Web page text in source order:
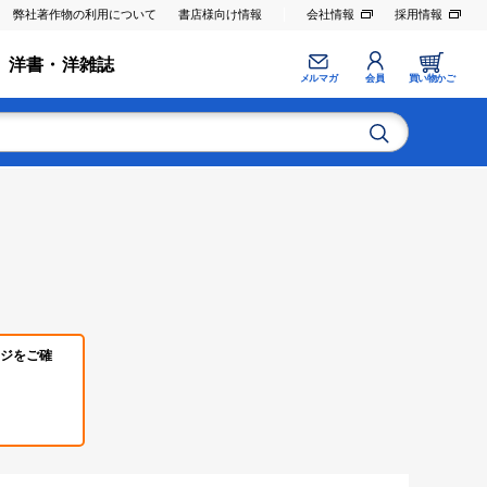
弊社著作物の利用について 書店様向け情報 会社情報 採用情報
洋書・洋雑誌
メルマガ 会員 買い物かご
をご確